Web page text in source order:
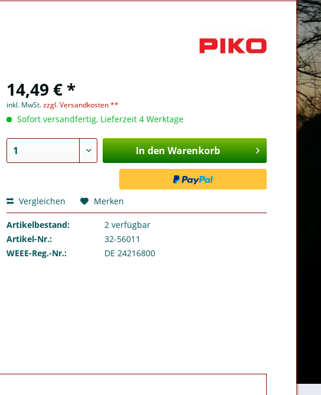
14,49 € *
inkl. MwSt.zzgl. Versandkosten **
Sofort versandfertig, Lieferzeit 4 Werktage
In den Warenkorb
Vergleichen Merken
Artikelbestand: 2 verfügbar
Artikel-Nr.:
32-56011
WEEE-Reg.-Nr.:
DE 24216800